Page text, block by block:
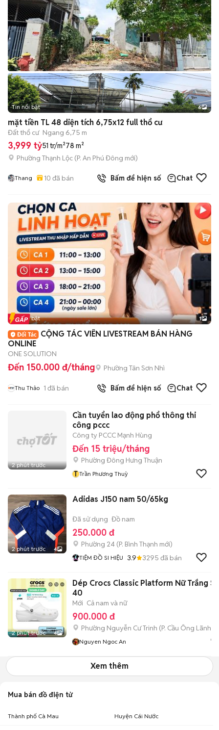
+2
Tin nổi bật 6
mặt tiền TL 48 diện tích 6,75x12 full thổ cư
Đất thổ cư Ngang 6,75 m
3,999 tỷ51 tr/m²78 m²
Phường Thạnh Lộc (P. An Phú Đông mới)
Thang 10 đã bán Bấm để hiện số Chat
Tin nổi bật 1
CỘNG TÁC VIÊN LIVESTREAM BÁN HÀNG
ONLINE
ONE SOLUTION
Đến 150.000 đ/tháng Phường Tân Sơn Nhì
Thu Thảo 1 đã bán Bấm để hiện số Chat
2 phút trước
Cần tuyển lao động phổ thông thi
công pccc
Công ty PCCC Mạnh Hùng
Đến 15 triệu/tháng
Phường Đông Hưng Thuận
T Trần Phương Thuỳ
2 phút trước 4
Adidas J150 nam 50/65kg
Đã sử dụng Đồ nam
250.000 đ
Phường 24 (P. Bình Thạnh mới)
TIỆM ĐỒ SI HIỆU 3.9 3295 đã bán
2 phút trước 4
Dép Crocs Classic Platform Nữ Trắng
40
Mới Cả nam và nữ
900.000 đ
Phường Nguyễn Cư Trinh (P. Cầu Ông Lãnh
Nguyen Ngoc An
Xem thêm
Mua bán đồ điện tử
Thành phố Cà Mau Huyện Cái Nước